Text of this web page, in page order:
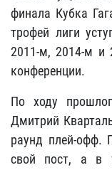
финала Кубка
трофей лиги
2011-м, 2014-м и
конференции.
По ходу
Дмитрий
раунд плей-офф.
свой пост, а в